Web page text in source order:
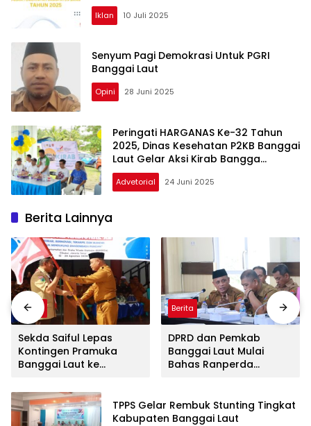
Iklan 10 Juli 2025
Senyum Pagi Demokrasi Untuk PGRI
Banggai Laut
Opini 28 Juni 2025
Peringati HARGANAS Ke-32 Tahun
2025, Dinas Kesehatan P2KB Banggai
Laut Gelar Aksi Kirab Bangga
Kencana
Advetorial 24 Juni 2025
Berita Lainnya
Berita
Sekda Saiful Lepas
Kontingen Pramuka
Banggai Laut ke
Titip Pesan Jaga Nama
Daerah
Berita
DPRD dan Pemkab
Banggai Laut Mulai
Bahas Ranperda
TPPS Gelar Rembuk Stunting Tingkat
Kabupaten Banggai Laut